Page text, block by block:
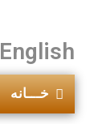
English
خـــانه